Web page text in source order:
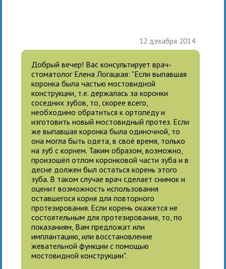
12 декабря 2014
Добрый вечер! Вас консультирует врач-
стоматолог Елена Логацкая: "Если выпавшая
коронка была частью мостовидной
конструкции, т.е. держалась за коронки
соседних зубов, то, скорее всего,
необходимо обратиться к ортопеду и
изготовить новый мостовидный протез. Если
же выпавшая коронка была одиночной, то
она могла быть одета, в своё время, только
на зуб с корнем. Таким образом, возможно,
произошёл отлом коронковой части зуба и в
десне должен был остаться корень этого
зуба. В таком случае врач сделает снимок и
оценит возможность использования
оставшегося корня для повторного
протезирования. Если корень окажется не
состоятельным для протезирования, то, по
показаниям, Вам предложат или
имплантацию, или восстановление
жевательной функции с помощью
мостовидной конструкции".